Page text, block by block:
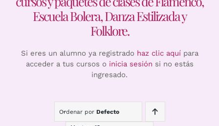
Escuela Bolera, Danza Estilizada y
Folklore.
Si eres un alumno ya registrado haz clic aquípara
acceder a tus cursos o inicia sesión si no estás
ingresado.
Ordenar por Defecto